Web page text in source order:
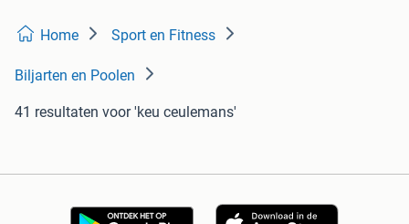
Home Sport en Fitness
Biljarten en Poolen
41 resultaten voor 'keu ceulemans'